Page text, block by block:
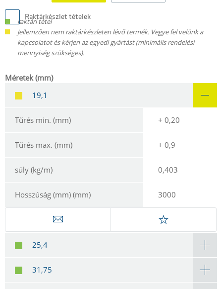
Raktárkészlet tételek
raktári tétel
Jellemzően nem raktárkészleten lévő termék. Vegye fel velünk a
kapcsolatot és kérjen az egyedi gyártást (minimális rendelési
mennyiség szükséges).
Méretek (mm)
19,1
Tűrés min. (mm) + 0,20
Tűrés max. (mm) + 0,9
súly (kg/m) 0,403
Hosszúság (mm) (mm) 3000
25,4
31,75